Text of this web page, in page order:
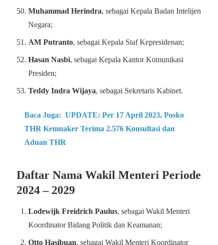
Muhammad Herindra, sebagai Kepala Badan Intelijen
Negara;
AM Putranto, sebagai Kepala Staf Kepresidenan;
Hasan Nasbi, sebagai Kepala Kantor Komunikasi
Presiden;
Teddy Indra Wijaya, sebagai Sekretaris Kabinet.
Baca Juga: UPDATE: Per 17 April 2023, Posko
THR Kemnaker Terima 2.576 Konsultasi dan
Aduan THR
Daftar Nama Wakil Menteri Periode
2024 – 2029
Lodewijk Freidrich Paulus, sebagai Wakil Menteri
Koordinator Bidang Politik dan Keamanan;
Otto Hasibuan, sebagai Wakil Menteri Koordinator